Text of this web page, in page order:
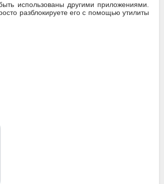
использованы другими приложениями.
разблокируете его с помощью утилиты